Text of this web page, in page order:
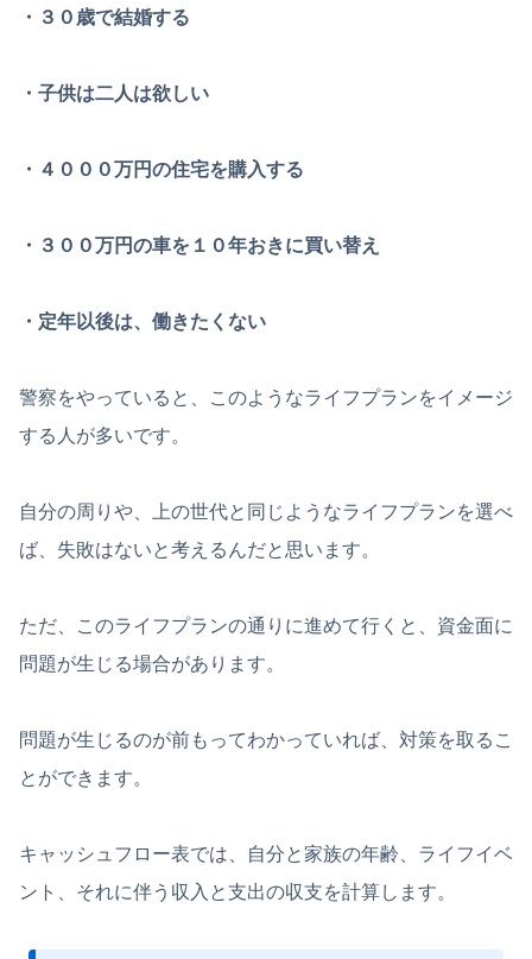
・３０歳で結婚する
・子供は二人は欲しい
・４０００万円の住宅を購入する
・３００万円の車を１０年おきに買い替え
・定年以後は、働きたくない
警察をやっていると、このようなライフプランをイメージ
する人が多いです。
自分の周りや、上の世代と同じようなライフプランを選べ
ば、失敗はないと考えるんだと思います。
ただ、このライフプランの通りに進めて行くと、資金面に
問題が生じる場合があります。
問題が生じるのが前もってわかっていれば、対策を取るこ
とができます。
キャッシュフロー表では、自分と家族の年齢、ライフイベ
ント、それに伴う収入と支出の収支を計算します。